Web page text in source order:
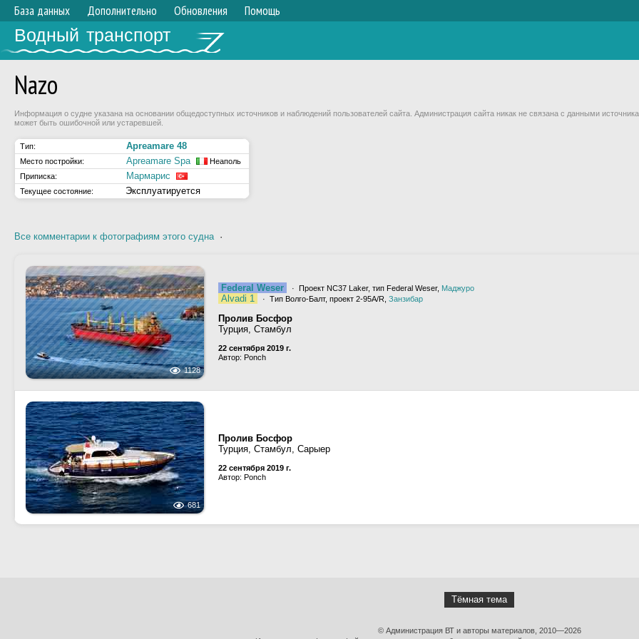
База данных Дополнительно Обновления Помощь
Водный транспорт
Nazo
Информация о судне указана на основании общедоступных источников и наблюдений пользователей сайта. Администрация сайта никак не связана с данными
может быть ошибочной или устаревшей.
Тип: Apreamare 48
Место постройки: Apreamare Spa
Неаполь
Приписка:
Мармарис
Текущее состояние: Эксплуатируется
Все комментарии к фотографиям этого судна·
1128
Federal Weser · Проект NC37 Laker, тип Federal Weser, Маджуро
Alvadi 1 · Тип Волго-Балт, проект 2-95A/R, Занзибар
Пролив Босфор
Турция, Стамбул
22 сентября 2019 г.
Автор: Ponch
681
Пролив Босфор
Турция, Стамбул, Сарыер
22 сентября 2019 г.
Автор: Ponch
Тёмная тема
© Администрация ВТ и авторы материалов, 2010—2026